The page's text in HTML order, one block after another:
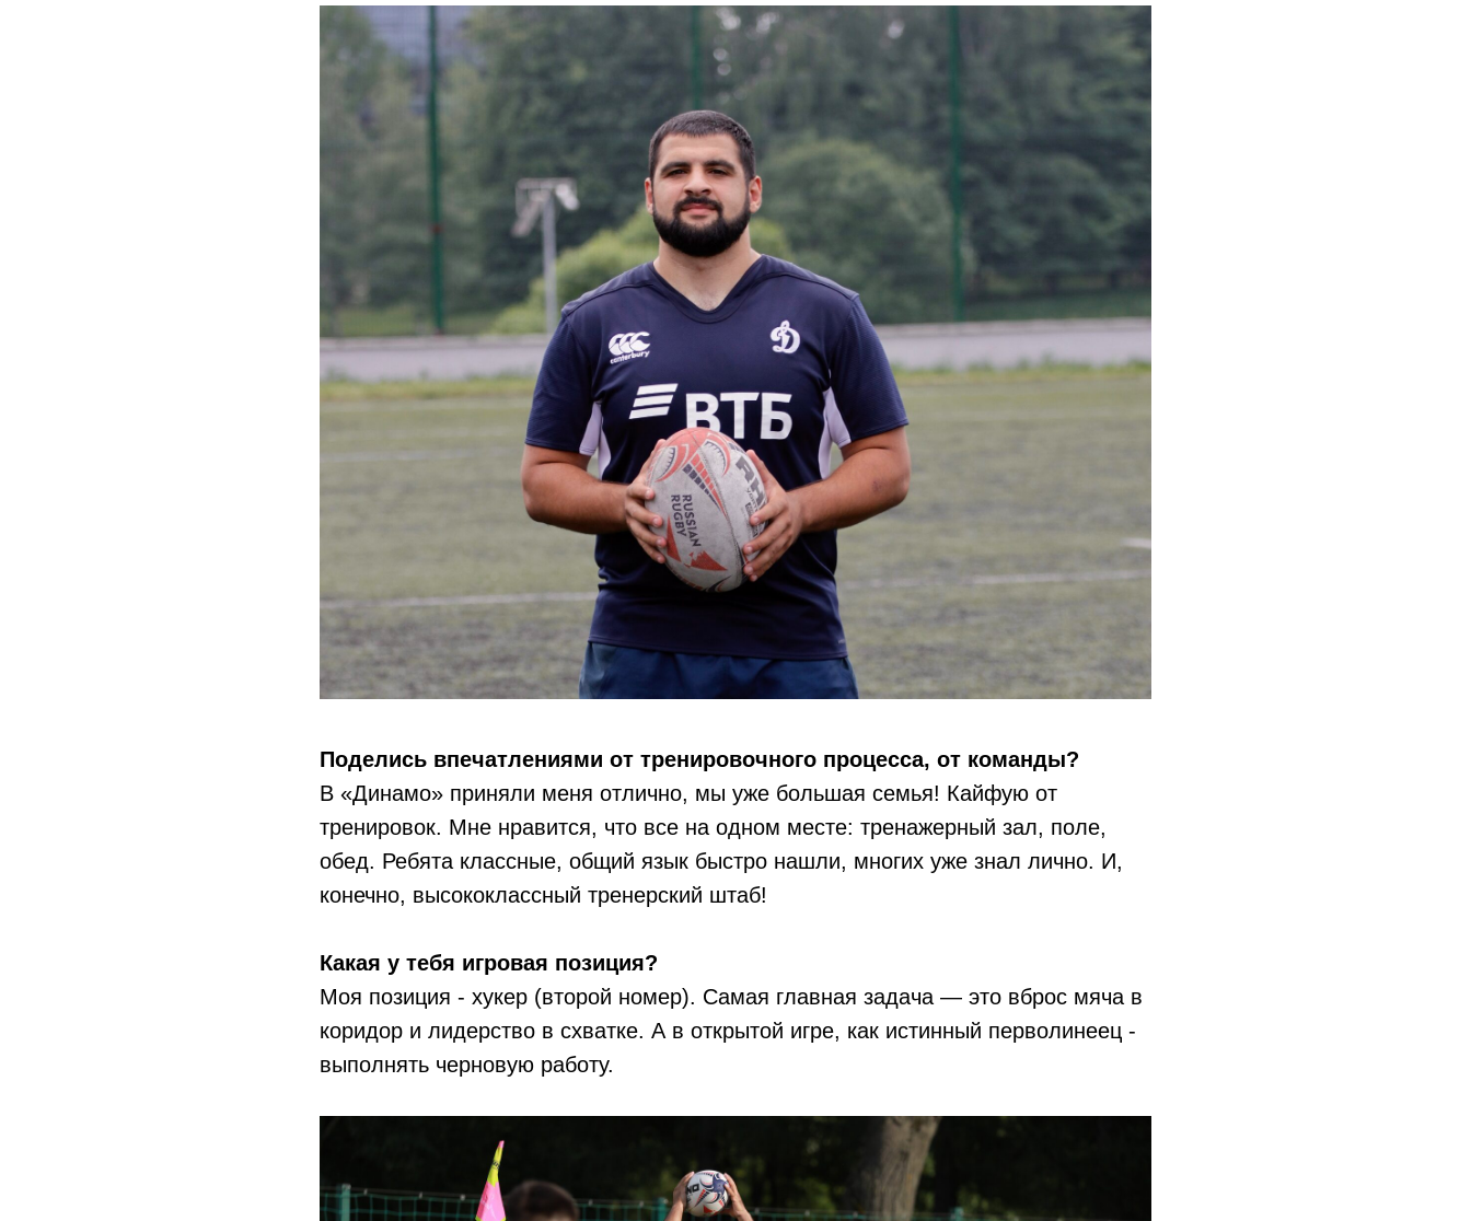
Поделись впечатлениями от тренировочного процесса, от команды?
В «Динамо» приняли меня отлично, мы уже большая семья! Кайфую от
тренировок. Мне нравится, что все на одном месте: тренажерный зал, поле,
обед. Ребята классные, общий язык быстро нашли, многих уже знал лично. И,
конечно, высококлассный тренерский штаб!
Какая у тебя игровая позиция?
Моя позиция - хукер (второй номер). Самая главная задача — это вброс мяча в
коридор и лидерство в схватке. А в открытой игре, как истинный перволинеец -
выполнять черновую работу.